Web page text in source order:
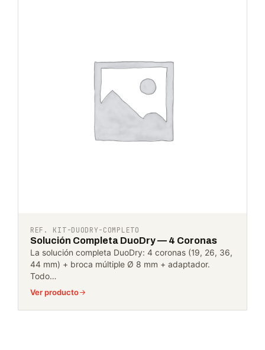
REF. KIT-DUODRY-COMPLETO
Solución Completa DuoDry — 4 Coronas
La solución completa DuoDry: 4 coronas (19, 26, 36,
44 mm) + broca múltiple Ø 8 mm + adaptador.
Todo…
Ver producto